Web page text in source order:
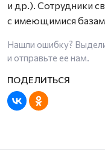
и др.). Сотрудники
с имеющимися
Нашли ошибку?
и отправьте ее нам.